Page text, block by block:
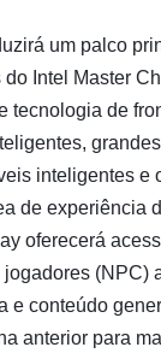
um palco
Intel Master
tecnologia de
inteligentes e
de experiência
oferecerá
(NPC)
e conteúdo
anterior para